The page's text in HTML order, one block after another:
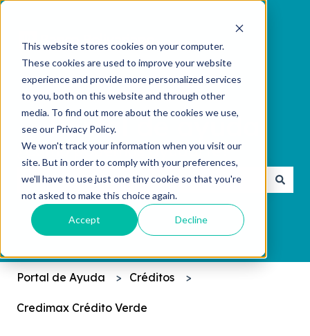
This website stores cookies on your computer.
These cookies are used to improve your website
experience and provide more personalized services
to you, both on this website and through other
media. To find out more about the cookies we use,
see our Privacy Policy.
We won't track your information when you visit our
site. But in order to comply with your preferences,
we'll have to use just one tiny cookie so that you're
not asked to make this choice again.
Accept Decline
¿Cómo podemos ayudarte?
No hay sugerencias porque el campo de
Portal de Ayuda Créditos
Credimax Crédito Verde